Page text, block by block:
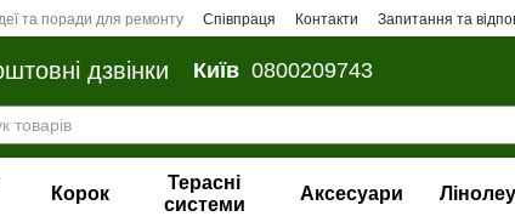
та поради для ремонту Співпраця Контакти Запитання та
дзвінки Київ 0800209743
Корок
Терасні
системи
Аксесуари